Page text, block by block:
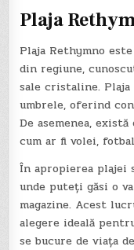
Plaja
Plaja Rethymno
din regiune,
sale cristaline.
umbrele, oferind
De asemenea,
cum ar fi volei,
În apropierea plajei
unde puteți găsi o
magazine. Acest
alegere ideală
se bucure de viața